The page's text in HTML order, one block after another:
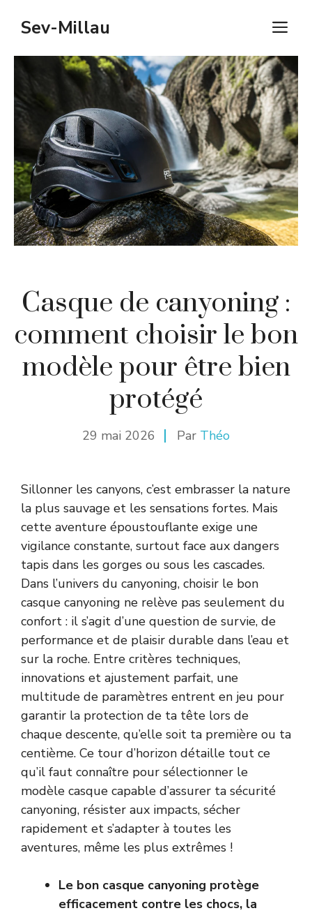
Sev-Millau
Casque de canyoning :
comment choisir le bon
modèle pour être bien
protégé
29 mai 2026 Par Théo
Sillonner les canyons, c’est embrasser la nature
la plus sauvage et les sensations fortes. Mais
cette aventure époustouflante exige une
vigilance constante, surtout face aux dangers
tapis dans les gorges ou sous les cascades.
Dans l’univers du canyoning, choisir le bon
casque canyoning ne relève pas seulement du
confort : il s’agit d’une question de survie, de
performance et de plaisir durable dans l’eau et
sur la roche. Entre critères techniques,
innovations et ajustement parfait, une
multitude de paramètres entrent en jeu pour
garantir la protection de ta tête lors de
chaque descente, qu’elle soit ta première ou ta
centième. Ce tour d’horizon détaille tout ce
qu’il faut connaître pour sélectionner le
modèle casque capable d’assurer ta sécurité
canyoning, résister aux impacts, sécher
rapidement et s’adapter à toutes les
aventures, même les plus extrêmes !
Le bon casque canyoning protège
efficacement contre les chocs, la